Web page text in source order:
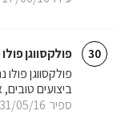
30 פולקסווגן
ספיר 31/05/16
פולקסווגן
ביצועים